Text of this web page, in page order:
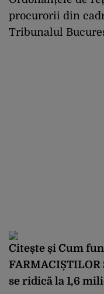
procurorii din
Tribunalul
Citește și Cum
se ridică la 1,6